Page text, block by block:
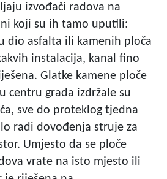
izvođači radova na
koji su ih tamo uputili:
dio asfalta ili kamenih ploča
instalacija, kanal fino
Glatke kamene ploče
centru grada izdržale su
sve do proteklog tjedna
radi dovođenja struje za
Umjesto da se ploče
vrate na isto mjesto ili